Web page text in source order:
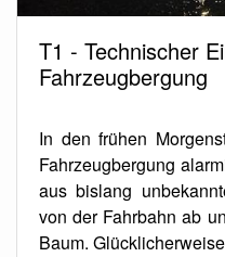
T1 - Technischer
Fahrzeugbergung
In den frühen
Fahrzeugbergung
aus bislang
von der Fahrbahn ab
Baum.